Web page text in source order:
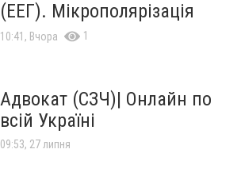
(ЕЕГ). Мікрополярізація
10:41, Вчора 1
Адвокат (СЗЧ)| Онлайн по
всій Україні
09:53, 27 липня